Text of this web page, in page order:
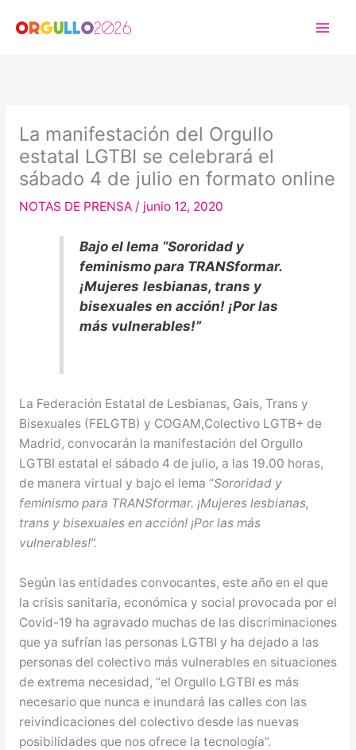
La manifestación del Orgullo
estatal LGTBI se celebrará el
sábado 4 de julio en formato online
NOTAS DE PRENSA/ junio 12, 2020
Bajo el lema “Sororidad y
feminismo para TRANSformar.
¡Mujeres lesbianas, trans y
bisexuales en acción! ¡Por las
más vulnerables!”
La Federación Estatal de Lesbianas, Gais, Trans y
Bisexuales (FELGTB) y COGAM,Colectivo LGTB+ de
Madrid, convocarán la manifestación del Orgullo
LGTBI estatal el sábado 4 de julio, a las 19.00 horas,
de manera virtual y bajo el lema “Sororidad y
feminismo para TRANSformar. ¡Mujeres lesbianas,
trans y bisexuales en acción! ¡Por las más
vulnerables!”.
Según las entidades convocantes, este año en el que
la crisis sanitaria, económica y social provocada por el
Covid-19 ha agravado muchas de las discriminaciones
que ya sufrían las personas LGTBI y ha dejado a las
personas del colectivo más vulnerables en situaciones
de extrema necesidad, “el Orgullo LGTBI es más
necesario que nunca e inundará las calles con las
reivindicaciones del colectivo desde las nuevas
posibilidades que nos ofrece la tecnología”.